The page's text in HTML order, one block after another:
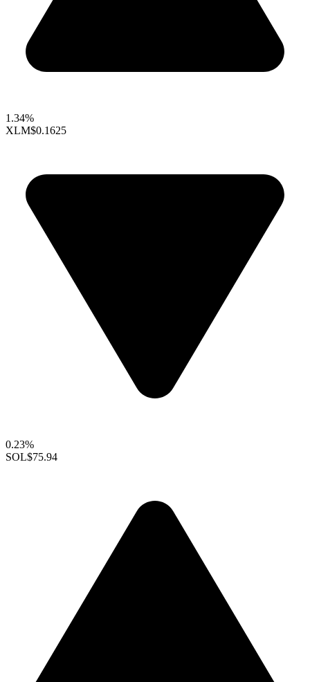
1.34%
XLM$0.1625
0.23%
SOL$75.94